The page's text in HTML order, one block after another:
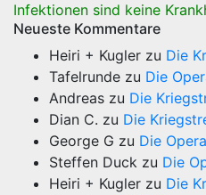
Infektionen sind keine
Neueste Kommentare
Heiri + Kugler zu Die
Tafelrunde zu Die
Andreas zu Die
Dian C. zu Die
George G zu Die
Steffen Duck zu Die
Heiri + Kugler zu Die